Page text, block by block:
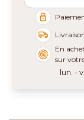
En
sur
lun. -